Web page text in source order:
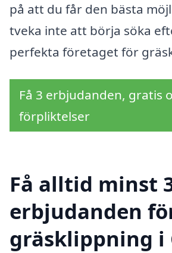
på att du får den bästa
tveka inte att börja söka
perfekta företaget för
Få 3 erbjudanden, gratis
förpliktelser
Få alltid minst
erbjudanden
gräsklippning i